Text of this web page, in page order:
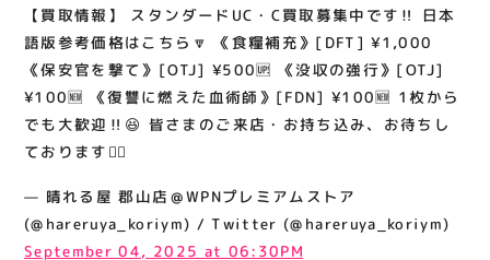
ACCESS
アクセス・駐車場
RECRUIT
スタッフ募集
関連情報
お問い合わせ
プライバシーポリシー
[OTJ] ¥500🆙 《没収の強行》[OTJ]
¥100🆕 《復讐に燃えた血術師》[FDN]
¥100🆕 1枚からでも大歓迎‼️😆 皆さまのご
来店・お持ち込み、お待ちしております🙇‍♀️
【買取情報】 スタンダードUC・C買取募集中です‼️ 日本
語版参考価格はこちら🔽 《食糧補充》[DFT] ¥1,000
《保安官を撃て》[OTJ] ¥500🆙 《没収の強行》[OTJ]
¥100🆕 《復讐に燃えた血術師》[FDN] ¥100🆕 1枚から
でも大歓迎‼️😆 皆さまのご来店・お持ち込み、お待ちし
ております🙇‍♀️
— 晴れる屋 郡山店＠WPNプレミアムストア
(@hareruya_koriym) / Twitter (@hareruya_koriym)
September 04, 2025 at 06:30PM